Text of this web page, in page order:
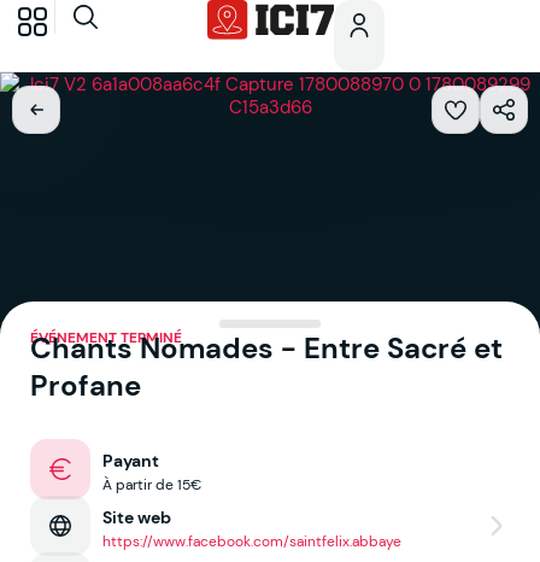
ÉVÉNEMENT TERMINÉ
Chants Nomades - Entre Sacré et
Profane
Payant
À partir de 15€
Site web
https://www.facebook.com/saintfelix.abbaye